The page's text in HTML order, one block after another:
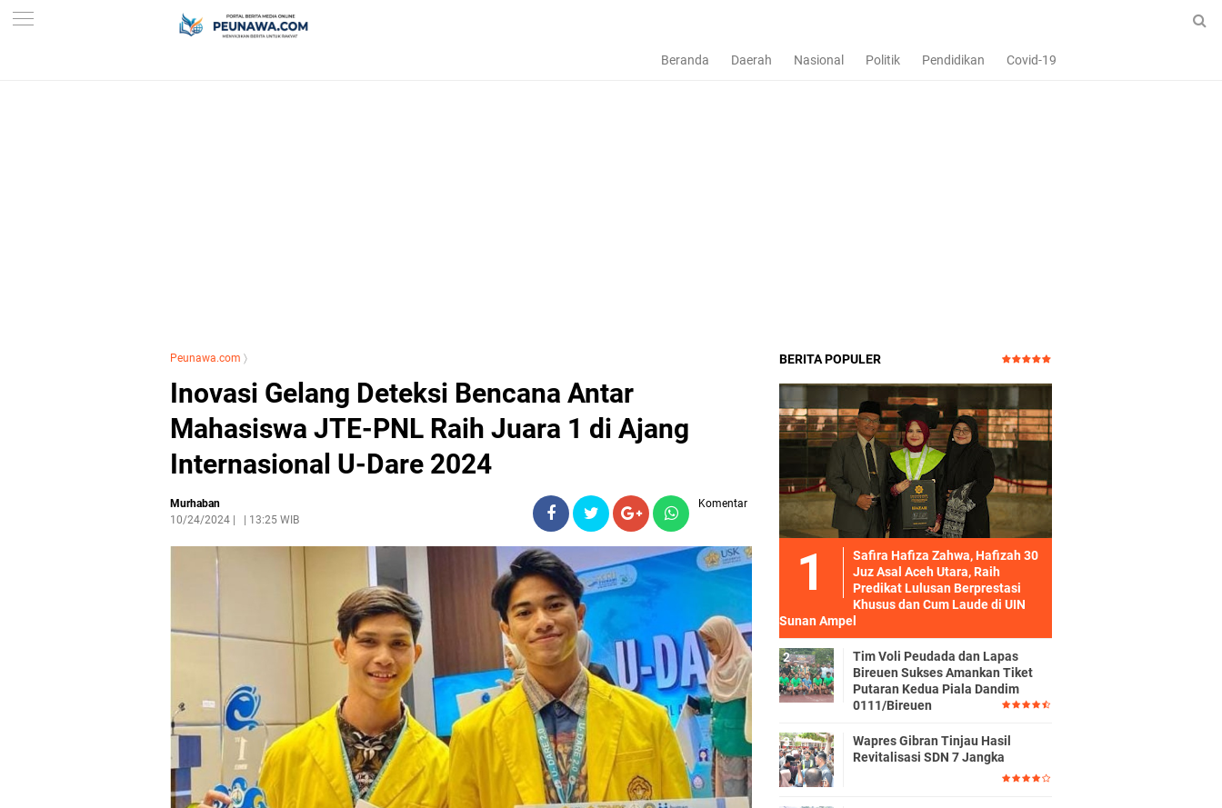
Beranda Daerah Nasional Politik Pendidikan Covid-19
Peunawa.com 〉
Inovasi Gelang Deteksi Bencana Antar
Mahasiswa JTE-PNL Raih Juara 1 di Ajang
Internasional U-Dare 2024
Murhaban
10/24/2024
13:25 WIB
Komentar
BERITA POPULER
Safira Hafiza Zahwa, Hafizah 30
Juz Asal Aceh Utara, Raih
Predikat Lulusan Berprestasi
Khusus dan Cum Laude di UIN
Sunan Ampel
Tim Voli Peudada dan Lapas
Bireuen Sukses Amankan Tiket
Putaran Kedua Piala Dandim
0111/Bireuen
Wapres Gibran Tinjau Hasil
Revitalisasi SDN 7 Jangka